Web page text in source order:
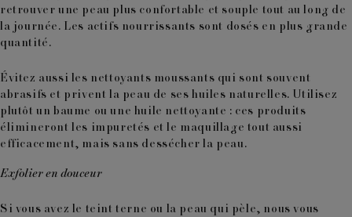
retrouver une peau plus confortable et souple tout au long de
la journée. Les actifs nourrissants sont dosés en plus grande
quantité.
Évitez aussi les nettoyants moussants qui sont souvent
abrasifs et privent la peau de ses huiles naturelles. Utilisez
plutôt un baume ou une huile nettoyante : ces produits
élimineront les impuretés et le maquillage tout aussi
efficacement, mais sans dessécher la peau.
Exfolier en douceur
Si vous avez le teint terne ou la peau qui pèle, nous vous